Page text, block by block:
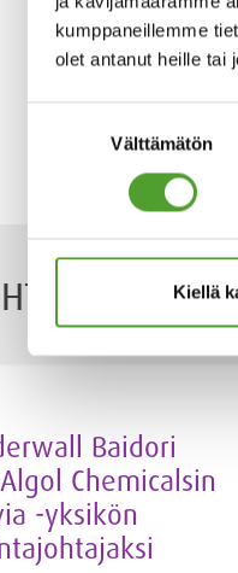
kumppaneillemme
olet antanut heille tai
Välttämätön
Kiellä
Lisätietoja
Baidori
Chemicalsin
-yksikön